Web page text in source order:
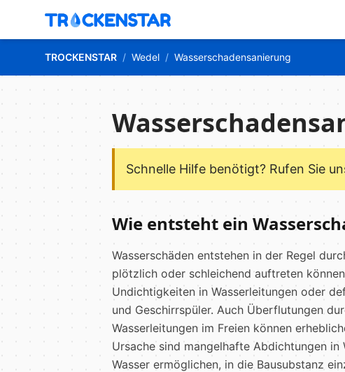
TROCKENSTAR / Wedel / Wasserschadensanierung
Schnelle Hilfe benötigt? Rufen Sie
Wie entsteht ein
Wasserschäden entstehen in der Regel
plötzlich oder schleichend auftreten
Undichtigkeiten in Wasserleitungen oder
und Geschirrspüler. Auch Überflutungen
Wasserleitungen im Freien können
Ursache sind mangelhafte Abdichtungen in
Wasser ermöglichen, in die Bausubstanz